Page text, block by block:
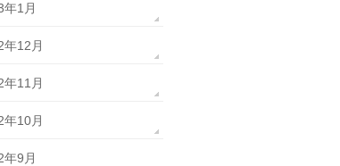
年1月
年12月
年11月
年10月
年9月